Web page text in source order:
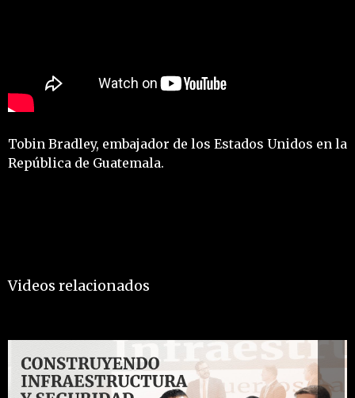
Tobin Bradley, embajador de los Estados Unidos en la
República de Guatemala.
Videos relacionados